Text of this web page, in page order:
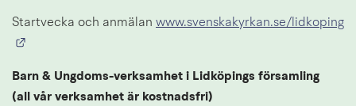
Startvecka och anmälan www.svenskakyrkan.se/lidkoping
Barn & Ungdoms-verksamhet i Lidköpings församling
(all vår verksamhet är kostnadsfri)